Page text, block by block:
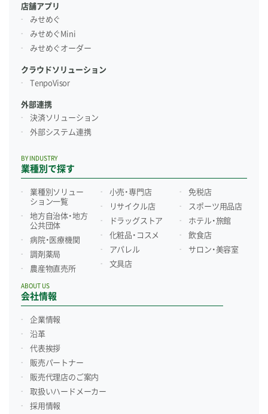
店舗アプリ
みせめぐ
みせめぐMini
みせめぐオーダー
クラウドソリューション
TenpoVisor
外部連携
決済ソリューション
外部システム連携
業種別で探す
BY INDUSTRY
業種別ソリュー
ション一覧
地方自治体・地方
公共団体
病院・医療機関
調剤薬局
農産物直売所
小売・専門店
リサイクル店
ドラッグストア
化粧品・コスメ
アパレル
文具店
免税店
スポーツ用品店
ホテル・旅館
飲食店
サロン・美容室
会社情報
ABOUT US
企業情報
沿革
代表挨拶
販売パートナー
販売代理店のご案内
取扱いハードメーカー
採用情報